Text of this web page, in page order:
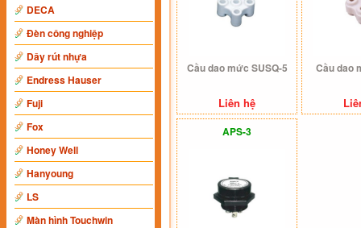
DECA
Đèn công nghiệp
Dây rút nhựa
Endress Hauser
Fuji
Fox
Honey Well
Hanyoung
LS
Màn hình Touchwin
Cầu dao mức SUSQ-5
Liên hệ
Cầu dao
APS-3